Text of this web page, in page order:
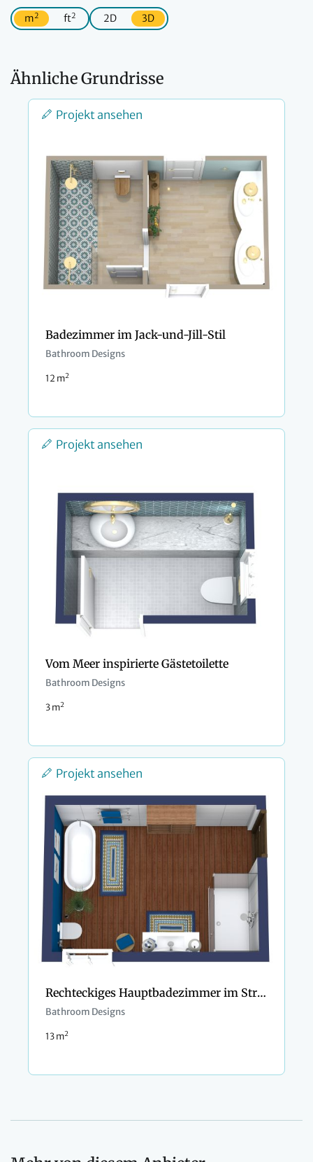
m2 ft2 2D 3D
Ähnliche Grundrisse
Projekt ansehen
Badezimmer im Jack-und-Jill-Stil
Bathroom Designs
12 m2
Projekt ansehen
Vom Meer inspirierte Gästetoilette
Bathroom Designs
3 m2
Projekt ansehen
Rechteckiges Hauptbadezimmer im Strandstil
Bathroom Designs
13 m2